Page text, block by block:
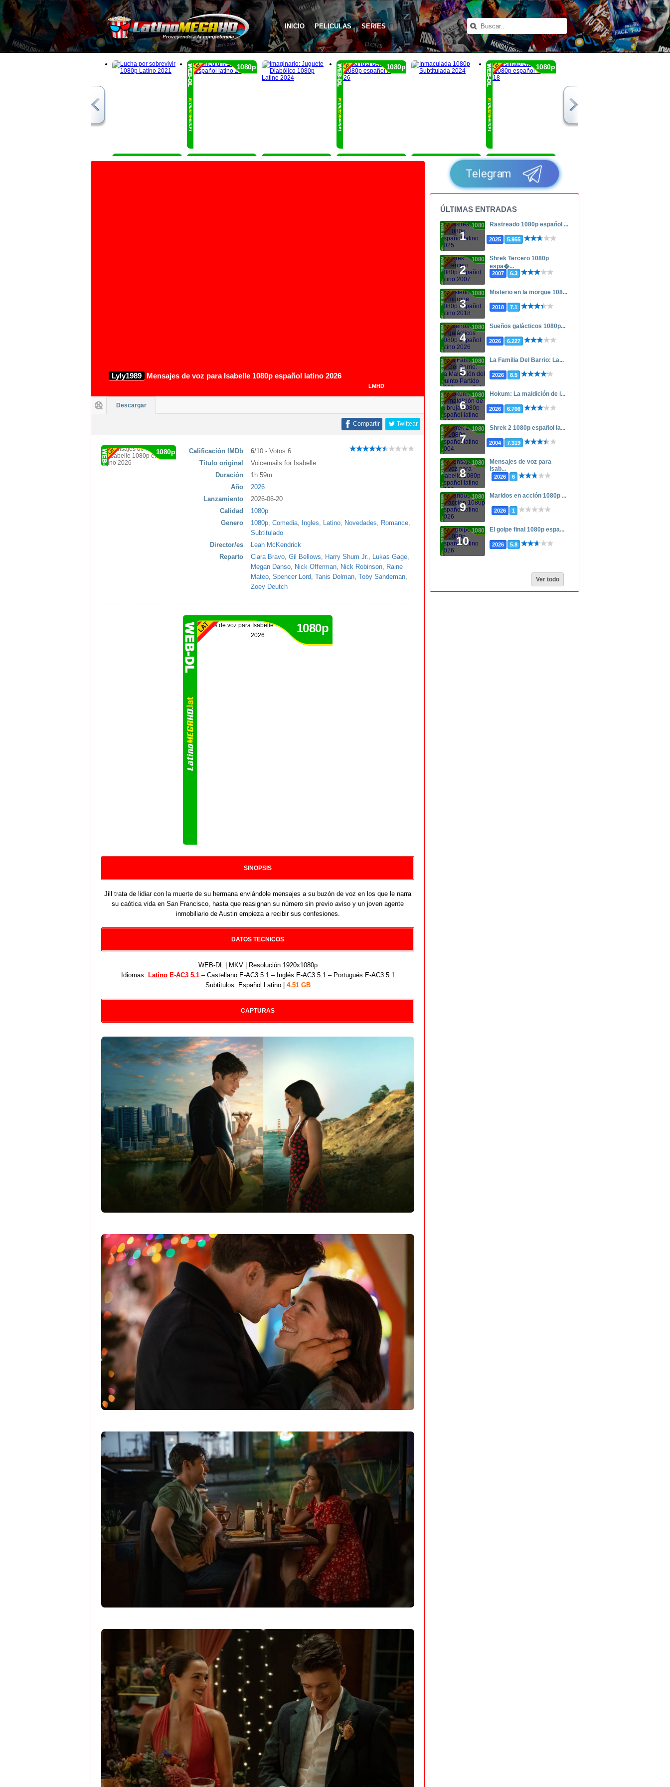
INICIO PELICULAS SERIES
1080p 1080p 1080p
1080p 1080p 1080p 1080p 1080p 1080p
Lyly1989 Mensajes de voz para Isabelle 1080p español latino 2026
LMHD
Descargar
Twittear
Compartir
1080p Calificación IMDb 6/10 - Votos 6
Titulo original
Voicemails for Isabelle
Duración
1h 59m
Año
2026
Lanzamiento
2026-06-20
Calidad
1080p
Genero
1080p, Comedia, Ingles, Latino, Novedades, Romance,
Subtitulado
Director/es
Leah McKendrick
Reparto
Ciara Bravo, Gil Bellows, Harry Shum Jr., Lukas Gage,
Megan Danso, Nick Offerman, Nick Robinson, Raine
Mateo, Spencer Lord, Tanis Dolman, Toby Sandeman,
Zoey Deutch
1080p
SINOPSIS
Jill trata de lidiar con la muerte de su hermana enviándole mensajes a su buzón de voz en los que le narra
su caótica vida en San Francisco, hasta que reasignan su número sin previo aviso y un joven agente
inmobiliario de Austin empieza a recibir sus confesiones.
DATOS TECNICOS
WEB-DL | MKV | Resolución 1920x1080p
Idiomas: Latino E-AC3 5.1– Castellano E-AC3 5.1 – Inglés E-AC3 5.1 – Portugués E-AC3 5.1
Subtitulos: Español Latino | 4.51 GB
CAPTURAS
Telegram
ÚLTIMAS ENTRADAS
1
1080p Rastreado 1080p español ...
2025 5.955
2
1080p
Shrek Tercero 1080p
espa�...
2007 6.3
3
1080p Misterio en la morgue 108...
2018 7.1
4
1080p Sueños galácticos 1080p...
2026 6.227
5
1080p La Familia Del Barrio: La...
2026 8.5
6
1080p Hokum: La maldición de l...
2026 6.706
7
1080p Shrek 2 1080p español la...
2004 7.319
8
1080p
Mensajes de voz para
Isab...
2026 6
9
1080p Maridos en acción 1080p ...
2026 1
10
1080p El golpe final 1080p espa...
2026 5.8
Ver todo